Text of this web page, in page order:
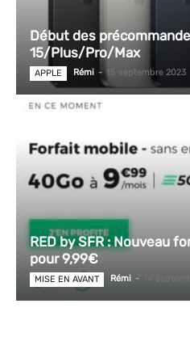
Début des
15/Plus/Pro/Max
APPLE Rémi - 15 septembre 2023
RED by SFR : Nouveau
pour 9,99€
MISE EN AVANT Rémi - 14